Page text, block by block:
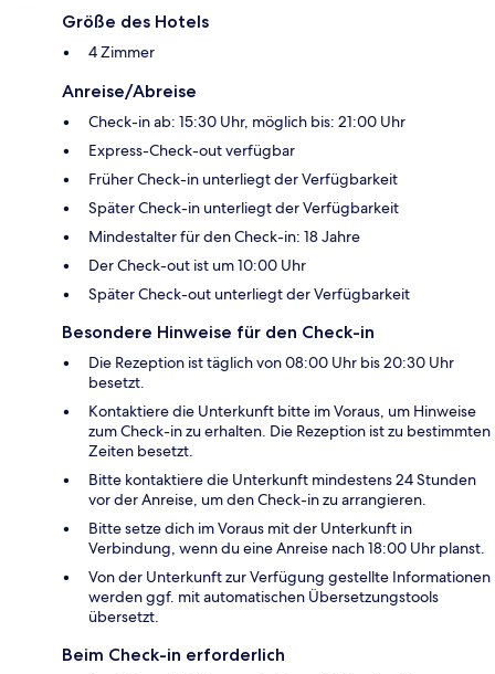
Größe des Hotels
4 Zimmer
Anreise/Abreise
Check-in ab: 15:30 Uhr, möglich bis: 21:00 Uhr
Express-Check-out verfügbar
Früher Check-in unterliegt der Verfügbarkeit
Später Check-in unterliegt der Verfügbarkeit
Mindestalter für den Check-in: 18 Jahre
Der Check-out ist um 10:00 Uhr
Später Check-out unterliegt der Verfügbarkeit
Besondere Hinweise für den Check-in
Die Rezeption ist täglich von 08:00 Uhr bis 20:30 Uhr
besetzt.
Kontaktiere die Unterkunft bitte im Voraus, um Hinweise
zum Check-in zu erhalten. Die Rezeption ist zu bestimmten
Zeiten besetzt.
Bitte kontaktiere die Unterkunft mindestens 24 Stunden
vor der Anreise, um den Check-in zu arrangieren.
Bitte setze dich im Voraus mit der Unterkunft in
Verbindung, wenn du eine Anreise nach 18:00 Uhr planst.
Von der Unterkunft zur Verfügung gestellte Informationen
werden ggf. mit automatischen Übersetzungstools
übersetzt.
Beim Check-in erforderlich